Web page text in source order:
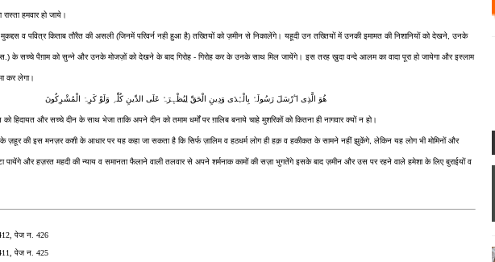
हमवार हो जाये।
व पवित्र किताब तौरैत की असली (जिनमें परिवर्न नही हुआ है) तख्तियों को ज़मीन से निकालेंगे। यहूदी उन तख्तियों में उनकी इमामत की निशानियों को देखने, उनके
के सच्चे पैग़ाम को सुन्ने और उनके मोजज़ों को देखने के बाद गिरोह - गिरोह कर के उनके साथ मिल जायेंगे। इस तरह ख़ुदा वन्दे आलम का वादा पूरा हो जायेगा और इस्लाम
कर लेगा।
ھُوَ الَّذِی اٴَرْسَلَ رَسُولَہُ بِالْہُدَی وَدِینِ الْحَقِّ لِیُظْہِرَہُ عَلَی الدِّینِ کُلِّہِ وَلَوْ کَرِہَ الْمُشْرِکُونَ
और सच्चे दीन के साथ भेजा ताकि अपने दीन को तमाम धर्मों पर ग़ालिब बनाये चाहे मुशरिकों को कितना ही नागवार क्यों न हो।
के ज़हूर की इस मनज़र कशी के आधार पर यह कहा जा सकता है कि सिर्फ ज़ालिम व हठधर्म लोग ही हक़ व हकीकत के सामने नहीं झुकेंगे, लेकिन यह लोग भी मोमिनों और
पायेंगे और हज़रत महदी की न्याय व समानता फैलाने वाली तलवार से अपने शर्मनाक कामों की सज़ा भुगतेंगे इसके बाद ज़मीन और उस पर रहने वाले हमेशा के लिए बुराईयों व
पेज न. 426
पेज न. 425